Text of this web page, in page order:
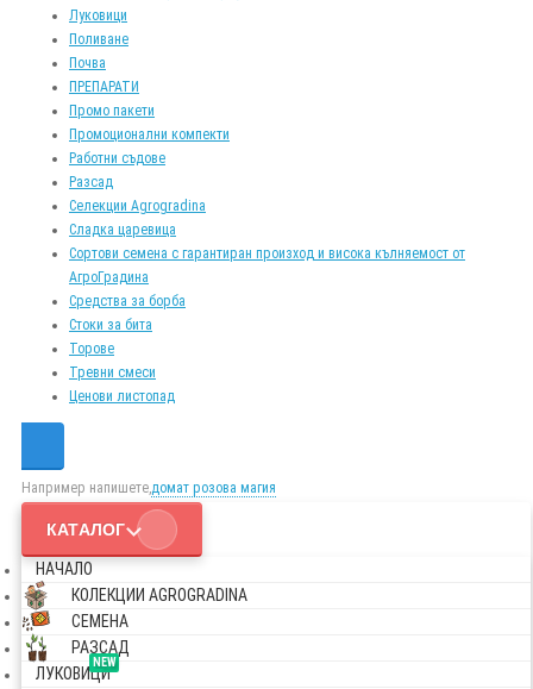
Луковици
Поливане
Почва
ПРЕПАРАТИ
Промо пакети
Промоционални компекти
Работни съдове
Разсад
Селекции Agrogradina
Сладка царевица
Сортови семена с гарантиран произход и висока кълняемост от
АгроГрадина
Средства за борба
Стоки за бита
Торове
Тревни смеси
Ценови листопад
Например напишете,домат розова магия
КАТАЛОГ
НАЧАЛО
КОЛЕКЦИИ AGROGRADINA
СЕМЕНА
РАЗСАД
NEW
ЛУКОВИЦИ